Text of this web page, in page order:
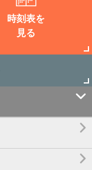
時刻表を
見る


